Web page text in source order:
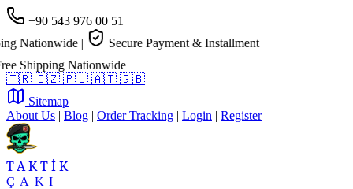
+90 543 976 00 51
Nationwide |
Secure Payment & Installment
Shipping Nationwide
🇹🇷 🇨🇿 🇵🇱 🇦🇹 🇬🇧
Sitemap
About Us | Blog | Order Tracking | Login | Register
TAKTİK
ÇAKI